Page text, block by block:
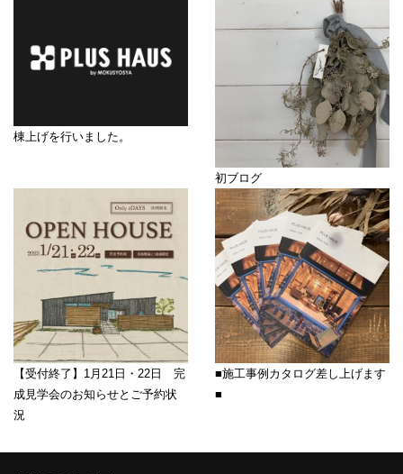
棟上げを行いました。
初ブログ
【受付終了】1月21日・22日 完
成見学会のお知らせとご予約状
況
■施工事例カタログ差し上げます
■